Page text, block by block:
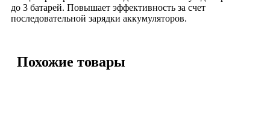
до 3 батарей. Повышает эффективность за счет
последовательной зарядки аккумуляторов.
Похожие товары